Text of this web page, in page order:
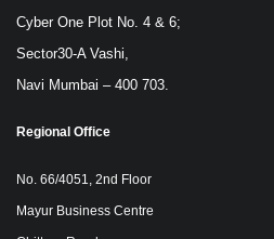
Cyber One Plot No. 4 & 6;
Sector30-A Vashi,
Navi Mumbai – 400 703.
Regional Office
No. 66/4051, 2nd Floor
Mayur Business Centre